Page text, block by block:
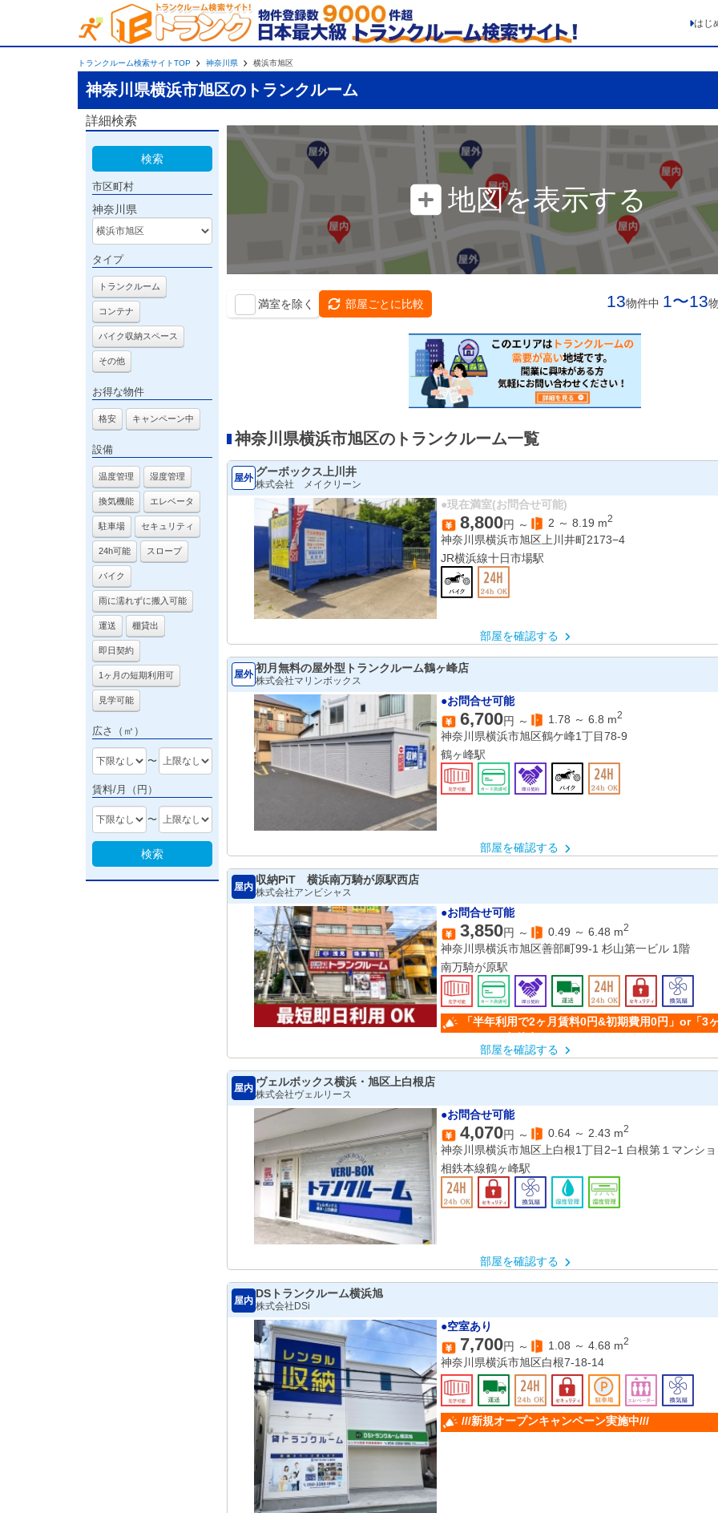
はじ
トランクルーム検索サイトTOP 神奈川県 横浜市旭区
神奈川県横浜市旭区のトランクルーム
詳細検索
検索
市区町村
神奈川県
タイプ
トランクルーム
コンテナ
バイク収納スペース
その他
お得な物件
格安 キャンペーン中
設備
温度管理 湿度管理
換気機能 エレベータ
駐車場 セキュリティ
24h可能 スロープ
バイク
雨に濡れずに搬入可能
運送 棚貸出
即日契約
1ヶ月の短期利用可
見学可能
広さ（㎡）
〜
賃料/月（円）
〜
検索
地図を表示する
満室を除く 部屋ごとに比較 13物件中 1〜13
神奈川県横浜市旭区のトランクルーム一覧
屋外 グーボックス上川井
株式会社 メイクリーン
●現在満室(お問合せ可能)
8,800円 ～ 2 ～ 8.19 m2
神奈川県横浜市旭区上川井町2173−4
JR横浜線十日市場駅
部屋を確認する
屋外 初月無料の屋外型トランクルーム鶴ヶ峰店
株式会社マリンボックス
●お問合せ可能
6,700円 ～ 1.78 ～ 6.8 m2
神奈川県横浜市旭区鶴ケ峰1丁目78-9
鶴ヶ峰駅
部屋を確認する
屋内
収納PiT 横浜南万騎が原駅西店
株式会社アンビシャス
●お問合せ可能
3,850円 ～ 0.49 ～ 6.48 m2
神奈川県横浜市旭区善部町99-1 杉山第一ビル 1階
南万騎が原駅
「半年利用で2ヶ月賃料0円&初期費用0円」or「3
部屋を確認する
屋内
ヴェルボックス横浜・旭区上白根店
株式会社ヴェルリース
●お問合せ可能
4,070円 ～ 0.64 ～ 2.43 m2
神奈川県横浜市旭区上白根1丁目2−1 白根第１マンシ
相鉄本線鶴ヶ峰駅
部屋を確認する
屋内
DSトランクルーム横浜旭
株式会社DSi
●空室あり
7,700円 ～ 1.08 ～ 4.68 m2
神奈川県横浜市旭区白根7-18-14
///新規オープンキャンペーン実施中///